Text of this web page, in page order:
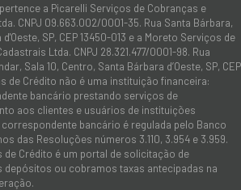
a Picarelli Serviços de Cobranças e
CNPJ 09.663.002/0001-35. Rua Santa Bárbara,
SP, CEP 13450-013 e a Moreto Serviços de
Ltda. CNPJ 28.321.477/0001-98. Rua
Sala 10, Centro, Santa Bárbara d’Oeste, SP, CEP
de Crédito não é uma instituição financeira:
bancário prestando serviços de
aos clientes e usuários de instituições
bancário é regulada pelo Banco
das Resoluções números 3.110, 3.954 e 3.959.
de Crédito é um portal de solicitação de
depósitos ou cobramos taxas antecipadas na